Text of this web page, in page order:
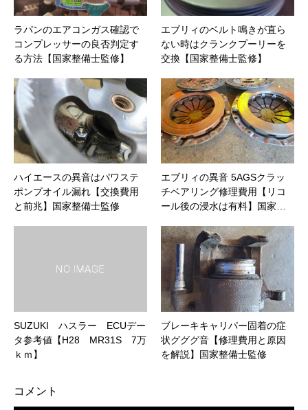
ラパンのエアコンガス確認で
コンプレッサーの良否判定す
る方法【国家整備士監修】
エブリィのベルト鳴きが直ら
ない時はクランクプーリーを
交換【国家整備士監修】
ハイエースの異音はパワステ
ポンプオイル漏れ【交換費用
と前兆】国家整備士監修
エブリィの異音 5AGSクラッ
チベアリング修理費用【リコ
ール後の浸水は有料】国家…
SUZUKI ハスラー ECUデー
タ参考値【H28 MR31S 7万
ｋｍ】
ブレーキキャリパー固着の症
状グググ音【修理費用と原因
を解説】国家整備士監修
コメント